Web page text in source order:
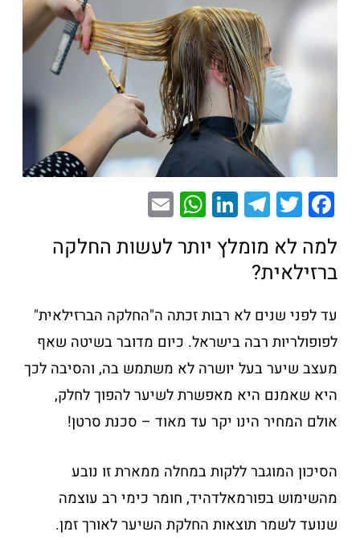
F
a
c
e
b
o
o
k
T
wi
tt
er
T
el
e
a
m
Li
n
k
dI
n
W
h
at
A
p
p
ai
למה לא מומלץ יותר לעשות החלקה
ברזילאית?
עד לפני שנים לא רבות זכתה ה"החלקה הברזילאית"
לפופולריות רבה בישראל. כיום מדובר בשיטה שאף
מעצב שיער בעל יושרה לא משתמש בה, והסיבה לכך
היא שאמנם היא מאפשרת לשיער להפוך לחלק,
אולם המחיר הינו יקר עד מאוד – סכנת סרטן!
הסיכון המוגבר ללקות במחלה ממארת זו נובע
מהשימוש בפורמאלדהיד, חומר כימי רב עוצמה
שנועד לשמר תוצאות החלקת השיער לאורך זמן.